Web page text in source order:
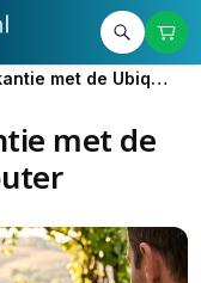
Veilig internet op vakantie met de Ubiquiti UniFi Travel Router
met de